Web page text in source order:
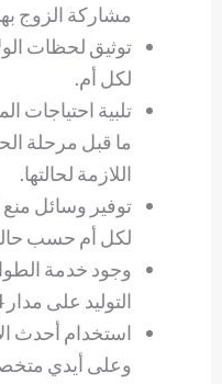
مشاركة الزوج
توثيق لحظات
لكل أم.
تلبية احتياجات
ما قبل مرحلة
اللازمة لحالتها.
توفير وسائل
لكل أم حسب
وجود خدمة
التوليد على مدار 24 ساعة.
استخدام أحدث
وعلى أيدي